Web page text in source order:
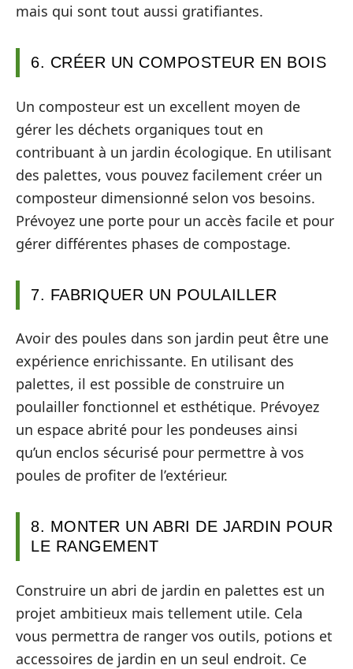
mais qui sont tout aussi gratifiantes.
6. CRÉER UN COMPOSTEUR EN BOIS
Un composteur est un excellent moyen de
gérer les déchets organiques tout en
contribuant à un jardin écologique. En utilisant
des palettes, vous pouvez facilement créer un
composteur dimensionné selon vos besoins.
Prévoyez une porte pour un accès facile et pour
gérer différentes phases de compostage.
7. FABRIQUER UN POULAILLER
Avoir des poules dans son jardin peut être une
expérience enrichissante. En utilisant des
palettes, il est possible de construire un
poulailler fonctionnel et esthétique. Prévoyez
un espace abrité pour les pondeuses ainsi
qu’un enclos sécurisé pour permettre à vos
poules de profiter de l’extérieur.
8. MONTER UN ABRI DE JARDIN POUR
LE RANGEMENT
Construire un abri de jardin en palettes est un
projet ambitieux mais tellement utile. Cela
vous permettra de ranger vos outils, potions et
accessoires de jardin en un seul endroit. Ce